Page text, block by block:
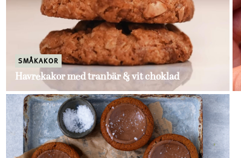
SMÅKAKOR
Havrekakor med tranbär & vit choklad